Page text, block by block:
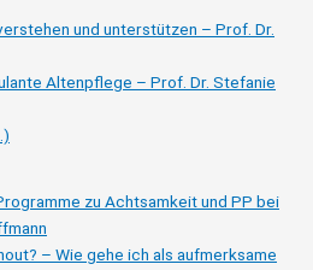
und unterstützen – Prof. Dr.
Altenpflege – Prof. Dr. Stefanie
zu Achtsamkeit und PP bei
– Wie gehe ich als aufmerksame